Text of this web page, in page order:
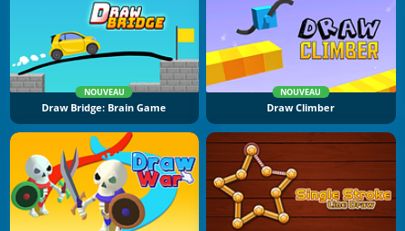
NOUVEAU
Draw Bridge: Brain Game
NOUVEAU
Draw Climber